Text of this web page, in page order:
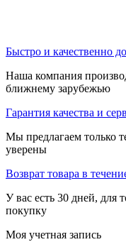
Быстро и качественно
Наша компания
ближнему зарубежью
Гарантия качества и
Мы предлагаем только
уверены
Возврат товара в
У вас есть 30 дней, для
покупку
Моя учетная запись